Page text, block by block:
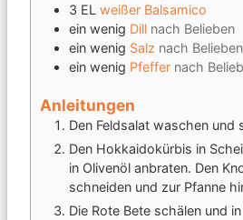
3 EL weißer Balsamico
ein wenig Dill nach Belieben
ein wenig Salz nach Belieben
ein wenig Pfeffer nach
Anleitungen
Den Feldsalat waschen und
Den Hokkaidokürbis in
in Olivenöl anbraten. Den
schneiden und zur Pfanne
Die Rote Bete schälen und